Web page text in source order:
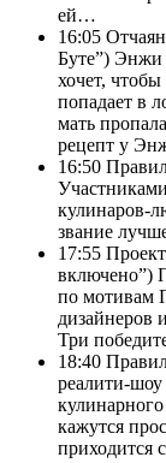
ей…
16:05
Буте”) Энжи
хочет,
попадает в
мать
рецепт у
16:50
кулинаров-
звание
17:55
включено”)
по мотивам
дизайнеров
Три
18:40
реалити-
кажутся
приходится